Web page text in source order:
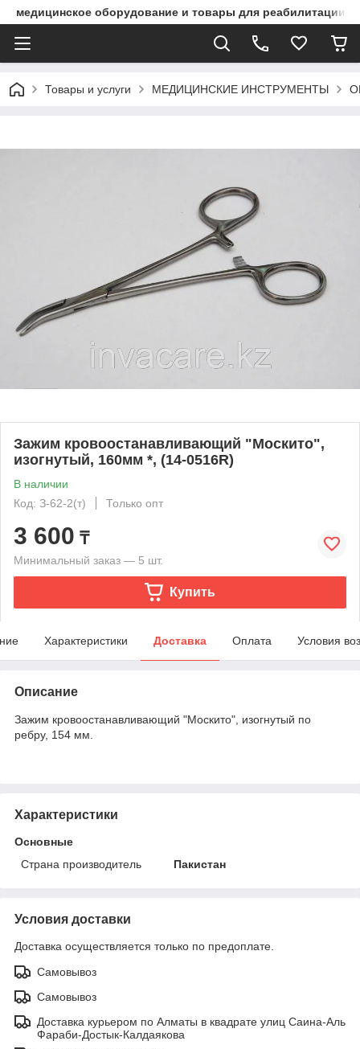
медицинское оборудование и товары для реабилитации
Товары и услуги МЕДИЦИНСКИЕ ИНСТРУМЕНТЫ
Зажим кровоостанавливающий "Москито",
изогнутый, 160мм *, (14-0516R)
В наличии
Код: З-62-2(т)
Только опт
3 600 ₸
Минимальный заказ — 5 шт.
Купить
Характеристики Доставка Оплата Условия
Описание
Зажим кровоостанавливающий "Москито", изогнутый по
ребру, 154 мм.
Характеристики
Основные
Страна производитель
Пакистан
Условия доставки
Доставка осуществляется только по предоплате.
Самовывоз
Самовывоз
Доставка курьером по Алматы в квадрате улиц Саина-Аль
Фараби-Достык-Калдаякова